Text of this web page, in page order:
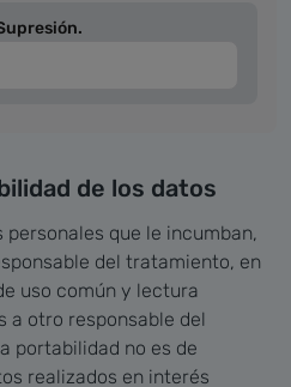
de los datos
que le incumban,
del tratamiento, en
uso común y lectura
a otro responsable del
portabilidad no es de
realizados en interés